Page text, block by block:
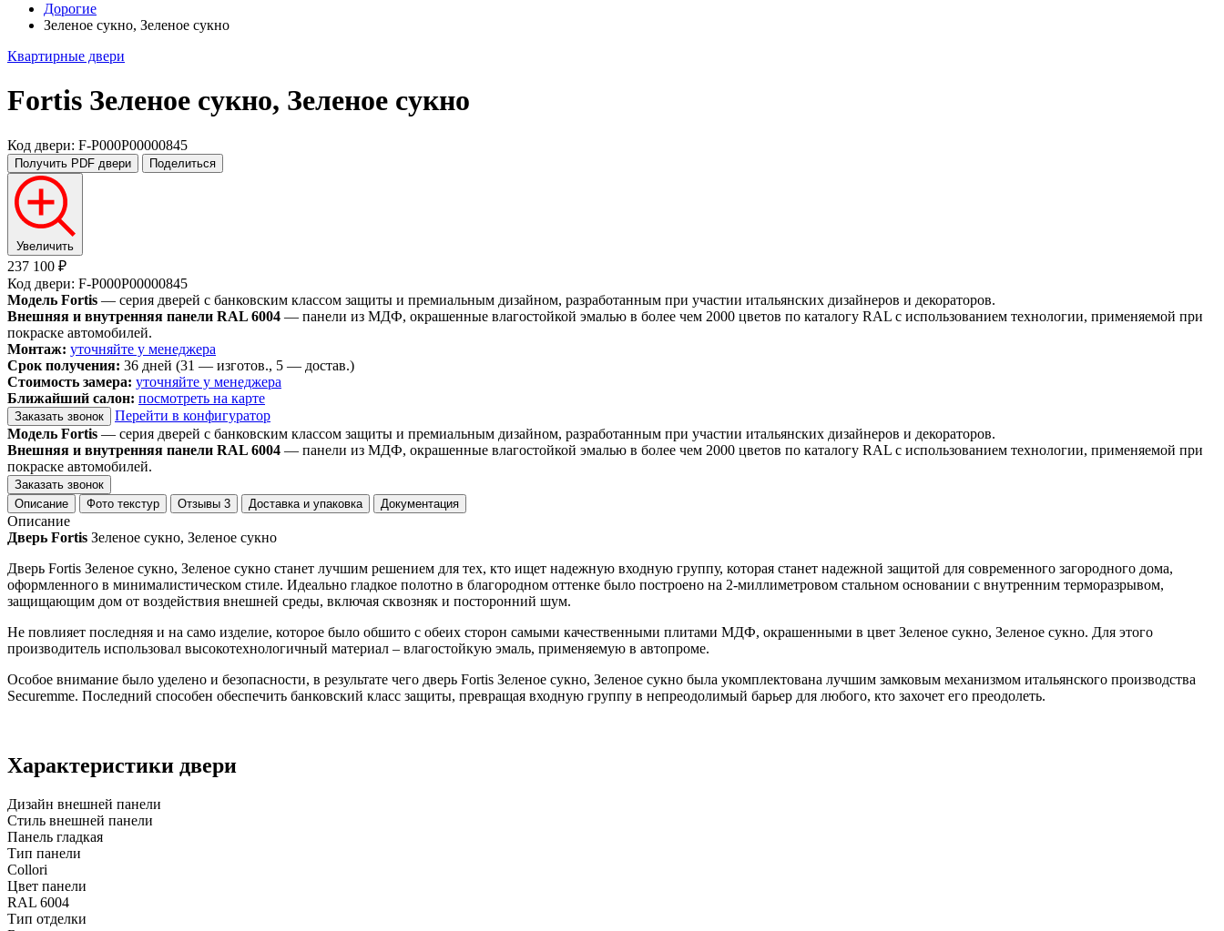
Дорогие
Зеленое сукно, Зеленое сукно
Квартирные двери
Fortis Зеленое сукно, Зеленое сукно
Код двери: F-P000P00000845
Получить PDF двери Поделиться
Увеличить
237 100 ₽
Код двери: F-P000P00000845
Модель Fortis — серия дверей с банковским классом защиты и премиальным дизайном, разработанным при участии итальянских дизайнеров и декораторов.
Внешняя и внутренняя панели RAL 6004 — панели из МДФ, окрашенные влагостойкой эмалью в более чем 2000 цветов по каталогу RAL с использованием технологии, применяемой при
покраске автомобилей.
Монтаж: уточняйте у менеджера
Срок получения: 36 дней (31 — изготов., 5 — достав.)
Стоимость замера: уточняйте у менеджера
Ближайший салон: посмотреть на карте
Заказать звонок
Перейти в конфигуратор
Модель Fortis — серия дверей с банковским классом защиты и премиальным дизайном, разработанным при участии итальянских дизайнеров и декораторов.
Внешняя и внутренняя панели RAL 6004 — панели из МДФ, окрашенные влагостойкой эмалью в более чем 2000 цветов по каталогу RAL с использованием технологии, применяемой при
покраске автомобилей.
Заказать звонок
Описание
Фото текстур Отзывы 3 Доставка и упаковка Документация
Описание
Дверь Fortis Зеленое сукно, Зеленое сукно
Дверь Fortis Зеленое сукно, Зеленое сукно станет лучшим решением для тех, кто ищет надежную входную группу, которая станет надежной защитой для современного загородного дома,
оформленного в минималистическом стиле. Идеально гладкое полотно в благородном оттенке было построено на 2-миллиметровом стальном основании с внутренним терморазрывом,
защищающим дом от воздействия внешней среды, включая сквозняк и посторонний шум.
Не повлияет последняя и на само изделие, которое было обшито с обеих сторон самыми качественными плитами МДФ, окрашенными в цвет Зеленое сукно, Зеленое сукно. Для этого
производитель использовал высокотехнологичный материал – влагостойкую эмаль, применяемую в автопроме.
Особое внимание было уделено и безопасности, в результате чего дверь Fortis Зеленое сукно, Зеленое сукно была укомплектована лучшим замковым механизмом итальянского производства
Securemme. Последний способен обеспечить банковский класс защиты, превращая входную группу в непреодолимый барьер для любого, кто захочет его преодолеть.
Характеристики двери
Дизайн внешней панели
Стиль внешней панели
Панель гладкая
Тип панели
Collori
Цвет панели
RAL 6004
Тип отделки